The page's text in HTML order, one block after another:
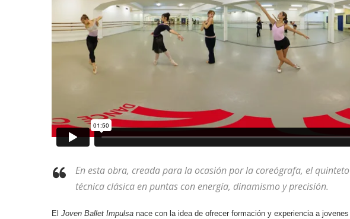
En esta obra, creada para la ocasión por la coreógrafa, el
técnica clásica en puntas con energía, dinamismo y precisión.
El Joven Ballet Impulsa nace con la idea de ofrecer formación y experiencia a